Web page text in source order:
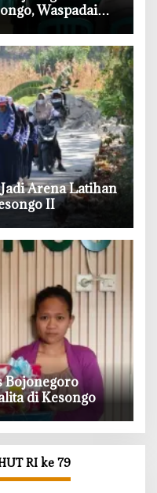
Waspadai
Arena Latihan
II
Bojonegoro
di Kesongo
RI ke 79